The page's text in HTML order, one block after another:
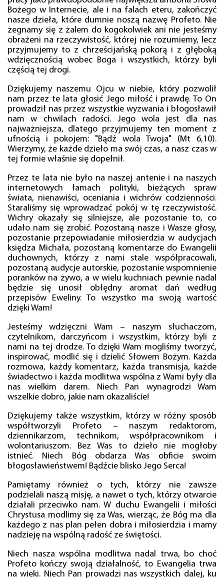
Bożego w Internecie, ale i na falach eteru, zakończyć
nasze dzieła, które dumnie noszą nazwę Profeto. Nie
żegnamy się z żalem do kogokolwiek ani nie jesteśmy
obrażeni na rzeczywistość, której nie rozumiemy, lecz
przyjmujemy to z chrześcijańską pokorą i z głęboką
wdzięcznością wobec Boga i wszystkich, którzy byli
częścią tej drogi.
Dziękujemy naszemu Ojcu w niebie, który pozwolił
nam przez te lata głosić Jego miłość i prawdę. To On
prowadził nas przez wszystkie wyzwania i błogosławił
nam w chwilach radości. Jego wola jest dla nas
najważniejsza, dlatego przyjmujemy ten moment z
ufnością i pokojem: "Bądź wola Twoja" (Mt 6,10).
Wierzymy, że każde dzieło ma swój czas, a nasz czas w
tej formie właśnie się dopełnił.
Przez te lata nie było na naszej antenie i na naszych
internetowych łamach polityki, bieżących spraw
świata, nienawiści, oceniania i wichrów codzienności.
Staraliśmy się wprowadzać pokój w tę rzeczywistość.
Wichry okazały się silniejsze, ale pozostanie to, co
udało nam się zrobić. Pozostaną nasze i Wasze głosy,
pozostanie przepowiadanie miłosierdzia w audycjach
księdza Michała, pozostaną komentarze do Ewangelii
duchownych, którzy z nami stale współpracowali,
pozostaną audycje autorskie, pozostanie wspomnienie
poranków na żywo, a w wielu kuchniach pewnie nadal
będzie się unosił obłędny aromat dań według
przepisów Eweliny. To wszystko ma swoją wartość
dzięki Wam!
Jesteśmy wdzięczni Wam – naszym słuchaczom,
czytelnikom, darczyńcom i wszystkim, którzy byli z
nami na tej drodze. To dzięki Wam mogliśmy tworzyć,
inspirować, modlić się i dzielić Słowem Bożym. Każda
rozmowa, każdy komentarz, każda transmisja, każde
świadectwo i każda modlitwa wspólna z Wami były dla
nas wielkim darem. Niech Pan wynagrodzi Wam
wszelkie dobro, jakie nam okazaliście!
Dziękujemy także wszystkim, którzy w różny sposób
współtworzyli Profeto – naszym redaktorom,
dziennikarzom, technikom, współpracownikom i
wolontariuszom. Bez Was to dzieło nie mogłoby
istnieć. Niech Bóg obdarza Was obficie swoim
błogosławieństwem! Bądźcie blisko Jego Serca!
Pamiętamy również o tych, którzy nie zawsze
podzielali naszą misję, a nawet o tych, którzy otwarcie
działali przeciwko nam. W duchu Ewangelii i miłości
Chrystusa modlimy się za Was, wierząc, że Bóg ma dla
każdego z nas plan pełen dobra i miłosierdzia i mamy
nadzieję na wspólną radość ze świętości.
Niech nasza wspólna modlitwa nadal trwa, bo choć
Profeto kończy swoją działalność, to Ewangelia trwa
na wieki. Niech Pan prowadzi nas wszystkich dalej, ku